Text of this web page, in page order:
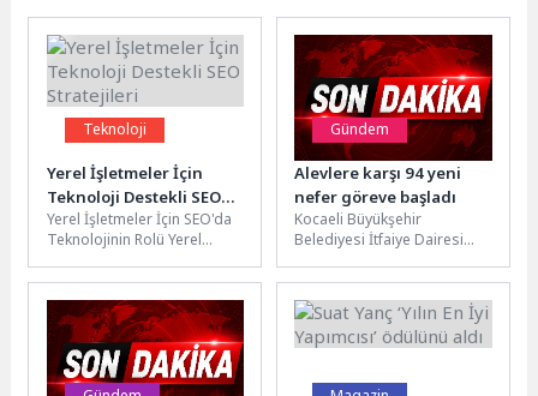
Teknoloji
Yerel İşletmeler İçin
Teknoloji Destekli SEO
Stratejileri
Yerel İşletmeler İçin SEO'da
Teknolojinin Rolü Yerel
pazarlama stratejilerinin
önemli bir...
Gündem
Alevlere karşı 94 yeni
nefer göreve başladı
Kocaeli Büyükşehir
Belediyesi İtfaiye Dairesi
94 itfaiye personeli aday
memurluk süreçlerini
başarıyla...